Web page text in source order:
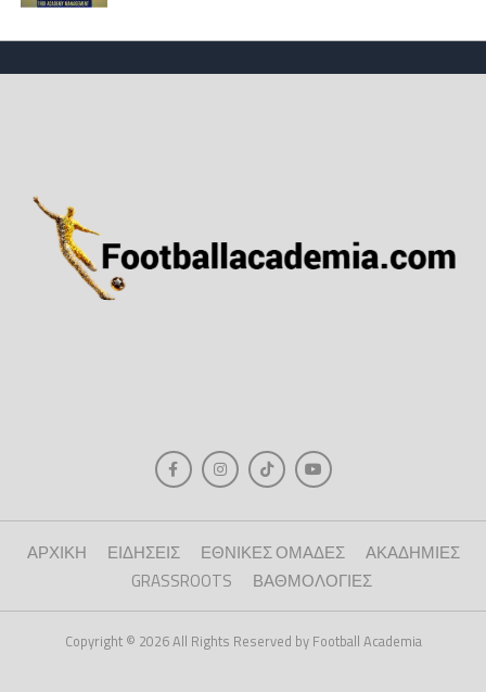
ΑΡΧΙΚΗ ΕΙΔΗΣΕΙΣ ΕΘΝΙΚΕΣ ΟΜΑΔΕΣ
ΑΚΑΔΗΜΙΕΣ
GRASSROOTS
ΒΑΘΜΟΛΟΓΙΕΣ
Copyright © 2026 All Rights Reserved by Football Academia